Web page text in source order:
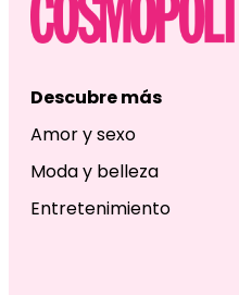
Descubre más
Amor y sexo
Moda y belleza
Entretenimiento